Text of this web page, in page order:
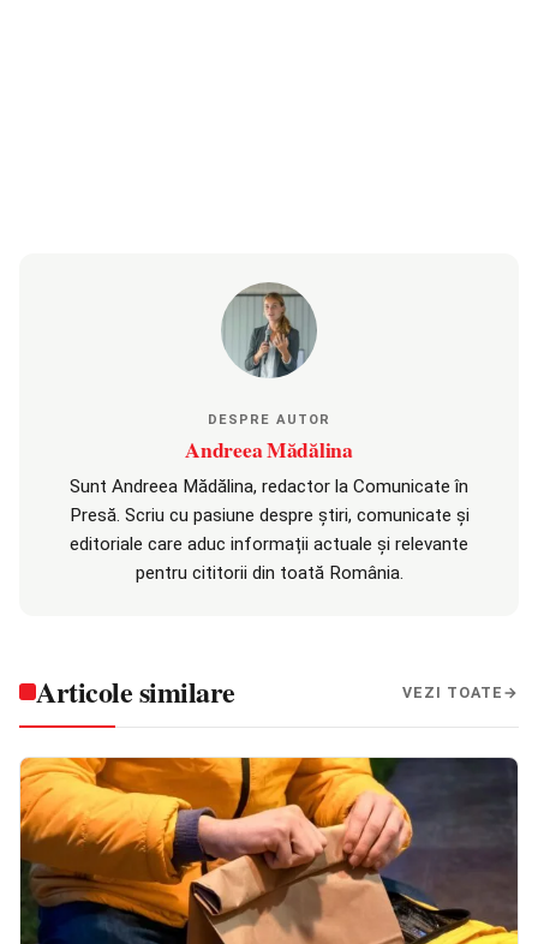
DESPRE AUTOR
Andreea Mădălina
Sunt Andreea Mădălina, redactor la Comunicate în
Presă. Scriu cu pasiune despre știri, comunicate și
editoriale care aduc informații actuale și relevante
pentru cititorii din toată România.
Articole similare VEZI TOATE